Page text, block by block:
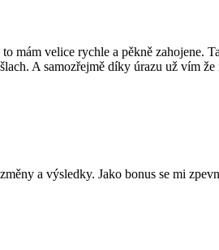
mám velice rychle a pěkně zahojene.
A samozřejmě díky úrazu už vím
a výsledky. Jako bonus se mi